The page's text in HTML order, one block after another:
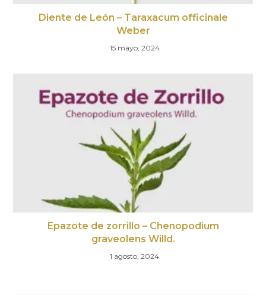
Diente de León – Taraxacum officinale
Weber
15 mayo, 2024
Epazote de zorrillo – Chenopodium
graveolens Willd.
1 agosto, 2024